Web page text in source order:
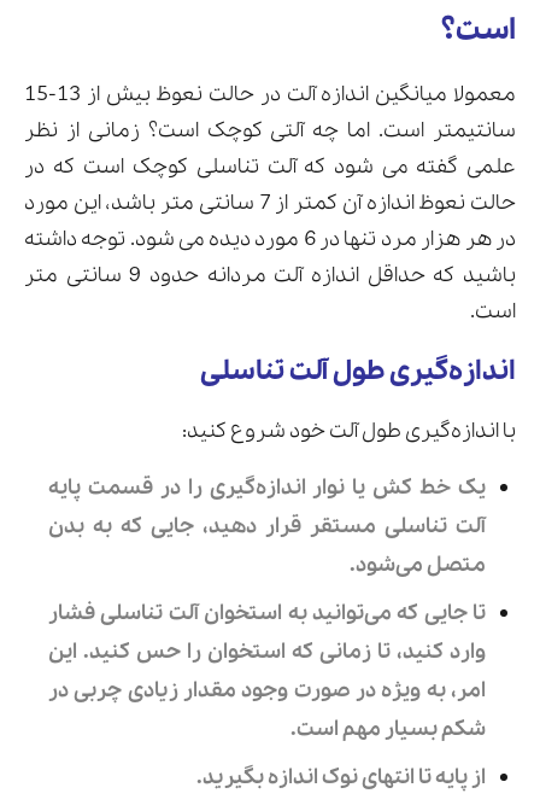
است؟
معمولا میانگین اندازه آلت در حالت نعوظ بیش از 13-15
سانتیمتر است. اما چه آلتی کوچک است؟ زمانی از نظر
علمی گفته می شود که آلت تناسلی کوچک است که در
حالت نعوظ اندازه آن کمتر از 7 سانتی متر باشد، این مورد
در هر هزار مرد تنها در 6 مورد دیده می شود. توجه داشته
باشید که حداقل اندازه آلت مردانه حدود 9 سانتی متر
است.
اندازه‌گیری طول آلت تناسلی
با اندازه‌گیری طول آلت خود شروع کنید:
یک خط کش یا نوار اندازه‌گیری را در قسمت پایه
آلت تناسلی مستقر قرار دهید، جایی که به بدن
متصل می‌شود.
تا جایی که می‌توانید به استخوان آلت تناسلی فشار
وارد کنید، تا زمانی که استخوان را حس کنید. این
امر، به ویژه در صورت وجود مقدار زیادی چربی در
شکم بسیار مهم است.
از پایه تا انتهای نوک اندازه بگیرید.